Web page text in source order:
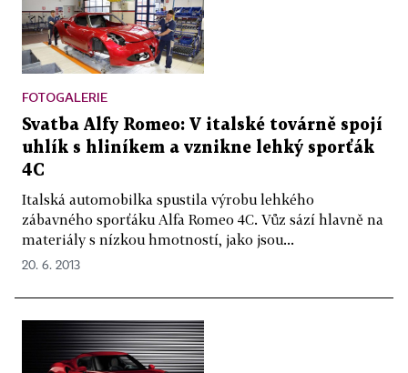
FOTOGALERIE
Svatba Alfy Romeo: V italské továrně spojí
uhlík s hliníkem a vznikne lehký sporťák
4C
Italská automobilka spustila výrobu lehkého
zábavného sporťáku Alfa Romeo 4C. Vůz sází hlavně na
materiály s nízkou hmotností, jako jsou...
20. 6. 2013